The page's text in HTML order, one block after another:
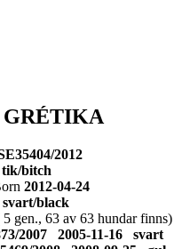
2012
tik/bitch
2012-04-24
svart/black
5 gen., 63 av 63 hundar finns)
2007 2005-11-16 svart